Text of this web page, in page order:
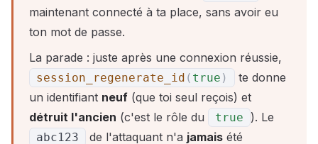
maintenant connecté à ta place, sans avoir eu
ton mot de passe.
La parade : juste après une connexion réussie,
session_regenerate_id ( true )
te donne
un identifiant neuf (que toi seul reçois) et
détruit l'ancien (c'est le rôle du true ). Le
abc123 de l'attaquant n'a jamais été